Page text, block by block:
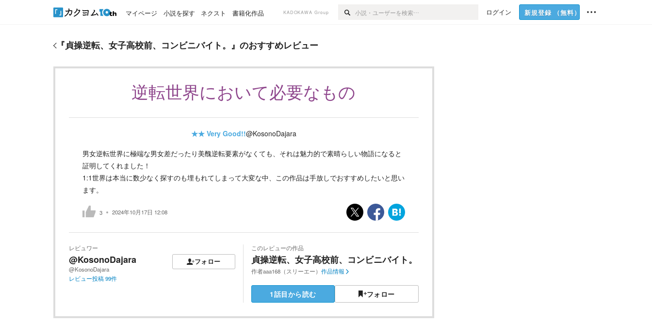
マイページ 小説を探す ネクスト 書籍化作品 KADOKAWA Group ログイン 新規登録 （無料）
『貞操逆転、女子高校前、コンビニバイト。 』のおすすめレビュー
逆転世界において必要なもの
★★ Very Good!!@KosonoDajara
男女逆転世界に極端な男女差だったり美醜逆転要素がなくても、それは魅力的で素晴らしい物語になると
証明してくれました！
1:1世界は本当に数少なく探すのも埋もれてしまって大変な中、この作品は手放しでおすすめしたいと思い
ます。
3 2024年10月17日 12:08
レビュワー
@KosonoDajara
@KosonoDajara
フォロー
レビュー投稿99件
このレビューの作品
貞操逆転、女子高校前、コンビニバイト。
作者aaa168（スリーエー） 作品情報
1話目から読む フォロー